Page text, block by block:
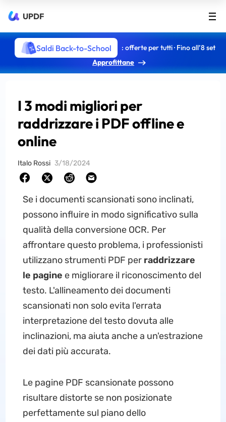
UPDF
Saldi Back-to-School
: offerte per tutti · Fino all’8 set
Approfittane
I 3 modi migliori per
raddrizzare i PDF offline e
online
Italo Rossi 3/18/2024
Se i documenti scansionati sono inclinati,
possono influire in modo significativo sulla
qualità della conversione OCR. Per
affrontare questo problema, i professionisti
utilizzano strumenti PDF per raddrizzare
le pagine e migliorare il riconoscimento del
testo. L'allineamento dei documenti
scansionati non solo evita l'errata
interpretazione del testo dovuta alle
inclinazioni, ma aiuta anche a un'estrazione
dei dati più accurata.
Le pagine PDF scansionate possono
risultare distorte se non posizionate
perfettamente sul piano dello